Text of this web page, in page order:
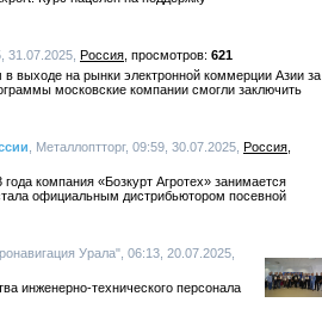
31.07.2025, Россия
621
выходе на рынки электронной коммерции Азии за
московские компании смогли заключить
, Металлоптторг, 09:59, 30.07.2025, Россия
компания «Бозкурт Агротех» занимается
официальным дистрибьютором посевной
Урала", 06:13, 20.07.2025,
инженерно-технического персонала